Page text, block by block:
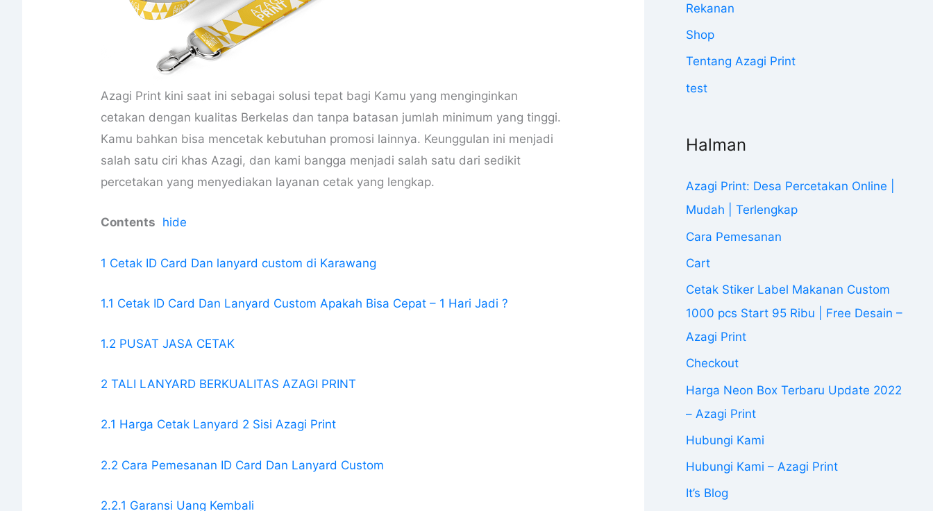
Azagi Print kini saat ini sebagai solusi tepat bagi Kamu yang menginginkan
cetakan dengan kualitas Berkelas dan tanpa batasan jumlah minimum yang tinggi.
Kamu bahkan bisa mencetak kebutuhan promosi lainnya. Keunggulan ini menjadi
salah satu ciri khas Azagi, dan kami bangga menjadi salah satu dari sedikit
percetakan yang menyediakan layanan cetak yang lengkap.
Contents hide
1 Cetak ID Card Dan lanyard custom di Karawang
1.1 Cetak ID Card Dan Lanyard Custom Apakah Bisa Cepat – 1 Hari Jadi ?
1.2 PUSAT JASA CETAK
2 TALI LANYARD BERKUALITAS AZAGI PRINT
2.1 Harga Cetak Lanyard 2 Sisi Azagi Print
2.2 Cara Pemesanan ID Card Dan Lanyard Custom
2.2.1 Garansi Uang Kembali
Rekanan
Shop
Tentang Azagi Print
test
Halman
Azagi Print: Desa Percetakan Online |
Mudah | Terlengkap
Cara Pemesanan
Cart
Cetak Stiker Label Makanan Custom
1000 pcs Start 95 Ribu | Free Desain –
Azagi Print
Checkout
Harga Neon Box Terbaru Update 2022
– Azagi Print
Hubungi Kami
Hubungi Kami – Azagi Print
It’s Blog